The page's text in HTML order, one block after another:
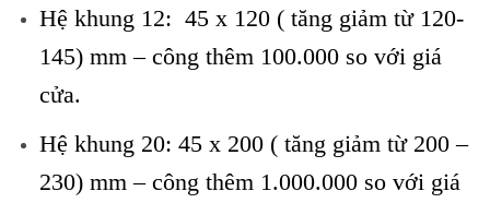
Hệ khung 12: 45 x 120 ( tăng giảm từ 120-
145) mm – công thêm 100.000 so với giá
cửa.
Hệ khung 20: 45 x 200 ( tăng giảm từ 200 –
230) mm – công thêm 1.000.000 so với giá